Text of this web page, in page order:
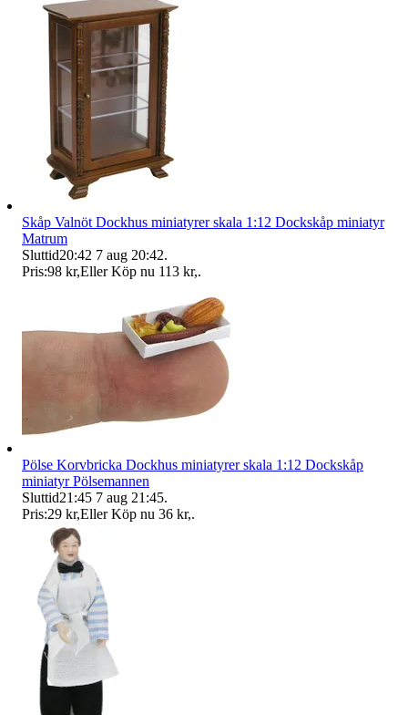
Skåp Valnöt Dockhus miniatyrer skala 1:12 Dockskåp miniatyr
Matrum
Sluttid20:42 7 aug 20:42.
Pris:98 kr,Eller Köp nu 113 kr,.
Pölse Korvbricka Dockhus miniatyrer skala 1:12 Dockskåp
miniatyr Pölsemannen
Sluttid21:45 7 aug 21:45.
Pris:29 kr,Eller Köp nu 36 kr,.